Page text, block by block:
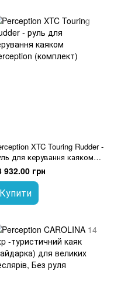
XTC Touring Rudder -
для керування каяком
(комплект)
932.00 грн
Купити